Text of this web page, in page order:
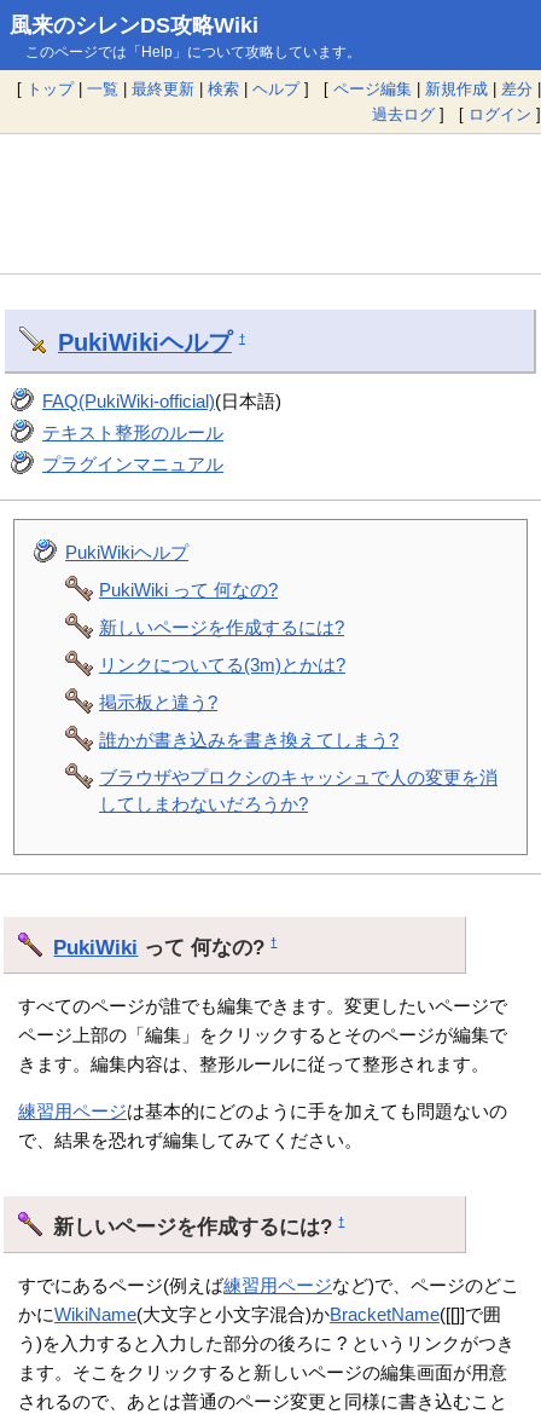
風来のシレンDS攻略Wiki
このページでは「Help」について攻略しています。
[ トップ| 一覧 | 最終更新 | 検索 | ヘルプ] [ ページ編集 | 新規作成 | 差分 |
過去ログ ] [ ログイン ]
PukiWikiヘルプ †
FAQ(PukiWiki-official)(日本語)
テキスト整形のルール
プラグインマニュアル
PukiWikiヘルプ
PukiWiki って 何なの?
新しいページを作成するには?
リンクについてる(3m)とかは?
掲示板と違う?
誰かが書き込みを書き換えてしまう?
ブラウザやプロクシのキャッシュで人の変更を消
してしまわないだろうか?
PukiWiki って 何なの?†
すべてのページが誰でも編集できます。変更したいページで
ページ上部の「編集」をクリックするとそのページが編集で
きます。編集内容は、整形ルールに従って整形されます。
練習用ページは基本的にどのように手を加えても問題ないの
で、結果を恐れず編集してみてください。
新しいページを作成するには?†
すでにあるページ(例えば練習用ページなど)で、ページのどこ
かにWikiName(大文字と小文字混合)かBracketName([[]]で囲
う)を入力すると入力した部分の後ろに ? というリンクがつき
ます。そこをクリックすると新しいページの編集画面が用意
されるので、あとは普通のページ変更と同様に書き込むこと